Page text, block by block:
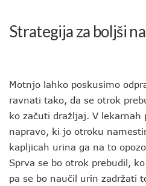
Strategija za boljši
Motnjo lahko poskusimo
ravnati tako, da se otrok
ko začuti dražljaj. V lekarnah
napravo, ki jo otroku
kapljicah urina ga na to
Sprva se bo otrok prebudil,
pa se bo naučil urin zadržati